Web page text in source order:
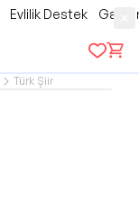
Evlilik Destek
Türk Şiir